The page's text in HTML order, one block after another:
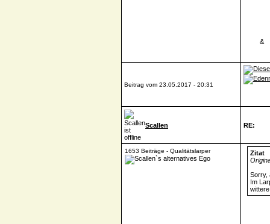
&
Beitrag vom 23.05.2017 - 20:31
Scallen RE:
1653 Beiträge - Qualitätslarper
Zitat
Sorry,
Im